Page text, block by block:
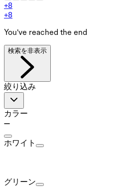
+8
+8
You've reached the end
検索を非表示
絞り込み
カラー
ホワイト
グリーン